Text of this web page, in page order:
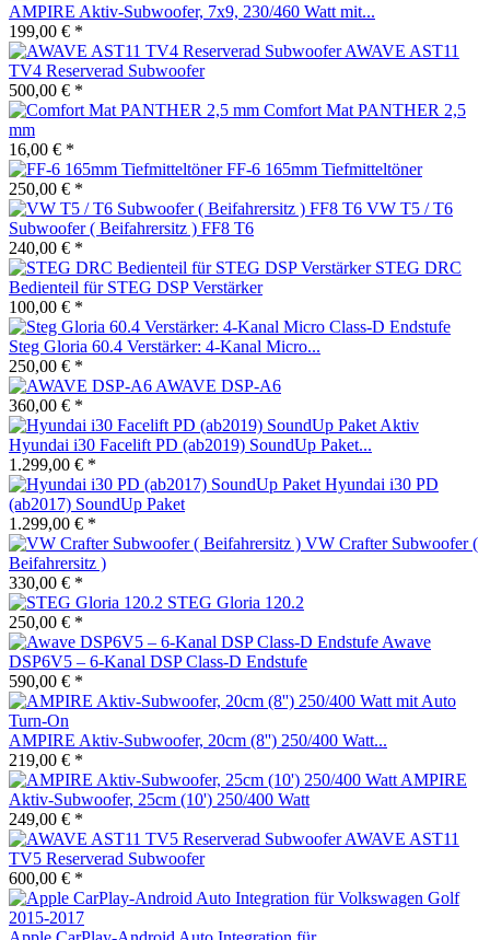
AMPIRE Aktiv-Subwoofer, 7x9, 230/460 Watt mit...
199,00 € *
AWAVE AST11
TV4 Reserverad Subwoofer
500,00 € *
Comfort Mat PANTHER 2,5
mm
16,00 € *
FF-6 165mm Tiefmitteltöner
250,00 € *
VW T5 / T6
Subwoofer ( Beifahrersitz ) FF8 T6
240,00 € *
STEG DRC
Bedienteil für STEG DSP Verstärker
100,00 € *
Steg Gloria 60.4 Verstärker: 4-Kanal Micro...
250,00 € *
AWAVE DSP-A6
360,00 € *
Hyundai i30 Facelift PD (ab2019) SoundUp Paket...
1.299,00 € *
Hyundai i30 PD
(ab2017) SoundUp Paket
1.299,00 € *
VW Crafter Subwoofer (
Beifahrersitz )
330,00 € *
STEG Gloria 120.2
250,00 € *
Awave
DSP6V5 – 6-Kanal DSP Class-D Endstufe
590,00 € *
AMPIRE Aktiv-Subwoofer, 20cm (8'') 250/400 Watt...
219,00 € *
AMPIRE
Aktiv-Subwoofer, 25cm (10') 250/400 Watt
249,00 € *
AWAVE AST11
TV5 Reserverad Subwoofer
600,00 € *